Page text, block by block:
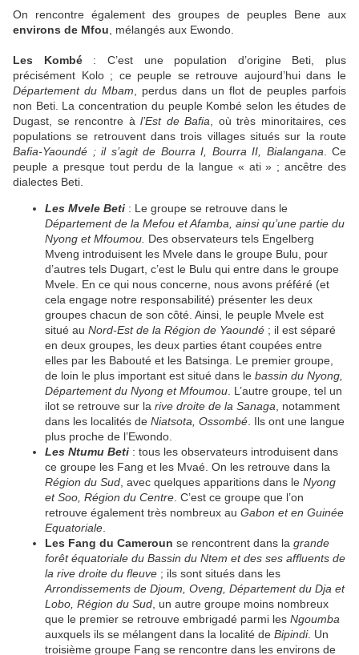
On rencontre également des groupes de peuples Bene aux
environs de Mfou , mélangés aux Ewondo.
Les Kombé: C’est une population d’origine Beti, plus
précisément Kolo ; ce peuple se retrouve aujourd’hui dans le
Département du Mbam , perdus dans un flot de peuples parfois
non Beti. La concentration du peuple Kombé selon les études de
Dugast, se rencontre à l’Est de Bafia , où très minoritaires, ces
populations se retrouvent dans trois villages situés sur la route
Bafia-Yaoundé ; il s’agit de Bourra I, Bourra II, Bialangana . Ce
peuple a presque tout perdu de la langue « ati » ; ancêtre des
dialectes Beti.
Les Mvele Beti : Le groupe se retrouve dans le
Département de la Mefou et Afamba, ainsi qu’une partie du
Nyong et Mfoumou. Des observateurs tels Engelberg
Mveng introduisent les Mvele dans le groupe Bulu, pour
d’autres tels Dugart, c’est le Bulu qui entre dans le groupe
Mvele. En ce qui nous concerne, nous avons préféré (et
cela engage notre responsabilité) présenter les deux
groupes chacun de son côté. Ainsi, le peuple Mvele est
situé au Nord-Est de la Région de Yaoundé ; il est séparé
en deux groupes, les deux parties étant coupées entre
elles par les Babouté et les Batsinga. Le premier groupe,
de loin le plus important est situé dans le bassin du Nyong,
Département du Nyong et Mfoumou . L’autre groupe, tel un
ilot se retrouve sur la rive droite de la Sanaga , notamment
dans les localités de Niatsota, Ossombé . Ils ont une langue
plus proche de l’Ewondo.
Les Ntumu Beti : tous les observateurs introduisent dans
ce groupe les Fang et les Mvaé. On les retrouve dans la
Région du Sud , avec quelques apparitions dans le Nyong
et Soo, Région du Centre . C’est ce groupe que l’on
retrouve également très nombreux au Gabon et en Guinée
Equatoriale
Les Fang du Cameroun se rencontrent dans la grande
forêt équatoriale du Bassin du Ntem et des ses affluents de
la rive droite du fleuve ; ils sont situés dans les
Arrondissements de Djoum, Oveng, Département du Dja et
Lobo, Région du Sud , un autre groupe moins nombreux
que le premier se retrouve embrigadé parmi les Ngoumba
auxquels ils se mélangent dans la localité de Bipindi. Un
troisième groupe Fang se rencontre dans les environs de